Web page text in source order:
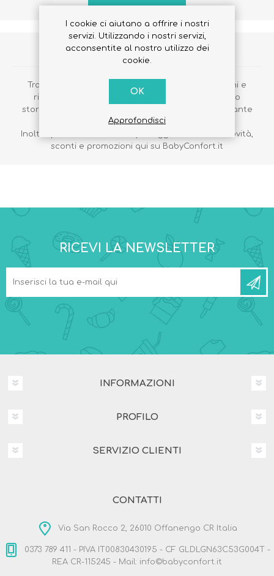
VANTAGGI DELLA REGISTRAZIONE
Tramite la registrazione potrai effettuare gli ordini e
ricevere la merce direttamente a casa, vedere lo
storico dei tuoi ordini, seguire le tue spedizioni e tante
altre informazioni.
Inoltre potrai rimanere sempre aggiornato sulle novità,
sconti e promozioni qui su BabyConfort.it
RICEVI LA NEWSLETTER
INFORMAZIONI
PROFILO
SERVIZIO CLIENTI
CONTATTI
Via San Rocco 2, 26010 Offanengo CR Italia
0373 789 411 - PIVA IT00830430195 - CF GLDLGN63C53G004T -
REA CR-115245 - Mail: info©babyconfort.it
I cookie ci aiutano a offrire i nostri
servizi. Utilizzando i nostri servizi,
acconsentite al nostro utilizzo dei
cookie.
OK
Approfondisci